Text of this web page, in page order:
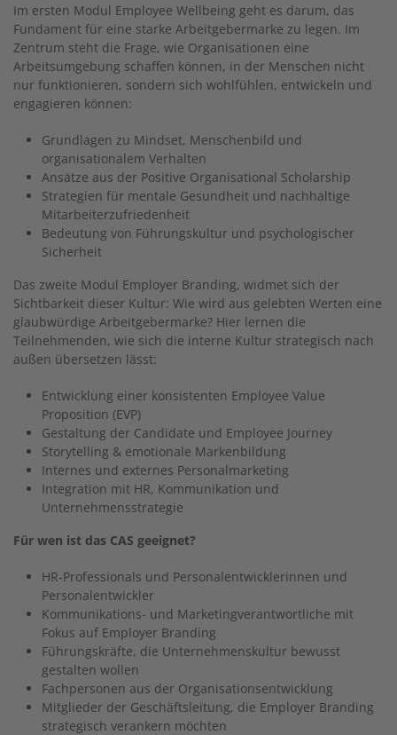
Im ersten Modul Employee Wellbeing geht es darum, das
Fundament für eine starke Arbeitgebermarke zu legen. Im
Zentrum steht die Frage, wie Organisationen eine
Arbeitsumgebung schaffen können, in der Menschen nicht
nur funktionieren, sondern sich wohlfühlen, entwickeln und
engagieren können:
Grundlagen zu Mindset, Menschenbild und
organisationalem Verhalten
Ansätze aus der Positive Organisational Scholarship
Strategien für mentale Gesundheit und nachhaltige
Mitarbeiterzufriedenheit
Bedeutung von Führungskultur und psychologischer
Sicherheit
Das zweite Modul Employer Branding, widmet sich der
Sichtbarkeit dieser Kultur: Wie wird aus gelebten Werten eine
glaubwürdige Arbeitgebermarke? Hier lernen die
Teilnehmenden, wie sich die interne Kultur strategisch nach
außen übersetzen lässt:
Entwicklung einer konsistenten Employee Value
Proposition (EVP)
Gestaltung der Candidate und Employee Journey
Storytelling & emotionale Markenbildung
Internes und externes Personalmarketing
Integration mit HR, Kommunikation und
Unternehmensstrategie
Für wen ist das CAS geeignet?
HR-Professionals und Personalentwicklerinnen und
Personalentwickler
Kommunikations- und Marketingverantwortliche mit
Fokus auf Employer Branding
Führungskräfte, die Unternehmenskultur bewusst
gestalten wollen
Fachpersonen aus der Organisationsentwicklung
Mitglieder der Geschäftsleitung, die Employer Branding
strategisch verankern möchten